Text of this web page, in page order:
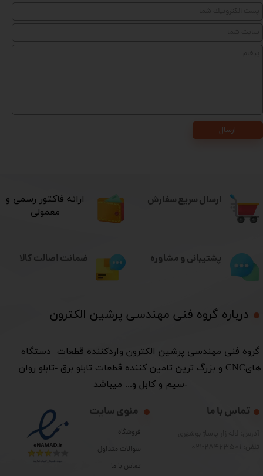
ارسال
ارسال سریع سفارش
درباره گروه فنی مهندسی پرشین الکترون​​​​​​​
​گروه فنی مهندسی پرشین الکترون واردکننده قطعات دستگاه
هایCNC و بزرگ ترین تامین کننده قطعات تابلو برق -تابلو روان
-سیم و کابل و... میباشد
منوی سایت
فروشگاه
سوالات متداول
تماس با ما
تماس با ما
​ارائه فاکتور رسمی و
معمولی
پشتیبانی و مشاوره ضمانت اصالت کالا